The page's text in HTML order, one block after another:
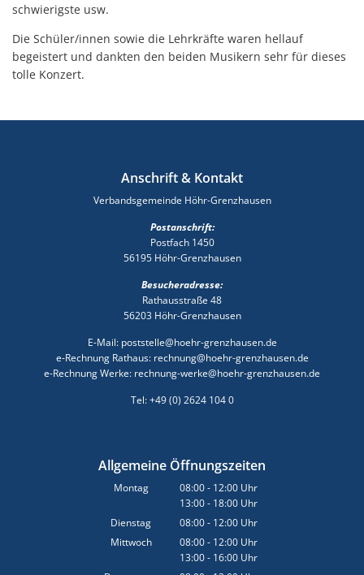
schwierigste usw.
Die Schüler/innen sowie die Lehrkräfte waren hellauf
begeistert und dankten den beiden Musikern sehr für dieses
tolle Konzert.
Anschrift & Kontakt
Verbandsgemeinde Höhr-Grenzhausen
Postanschrift:
Postfach 1450
56195 Höhr-Grenzhausen
Besucheradresse:
Rathausstraße 48
56203 Höhr-Grenzhausen
E-Mail: poststelle@hoehr-grenzhausen.de
e-Rechnung Rathaus: rechnung@hoehr-grenzhausen.de
e-Rechnung Werke: rechnung-werke@hoehr-grenzhausen.de
Tel: +49 (0) 2624 104 0
Allgemeine Öffnungszeiten
Montag 08:00- 12:00 Uhr
Von 08:00 bis 12:00 Uhr
13:00- 18:00 Uhr
Von 13:00 bis 18:00 Uhr
Dienstag 08:00- 12:00 Uhr
Von 08:00 bis 12:00 Uhr
Mittwoch 08:00- 12:00 Uhr
Von 08:00 bis 12:00 Uhr
13:00- 16:00 Uhr